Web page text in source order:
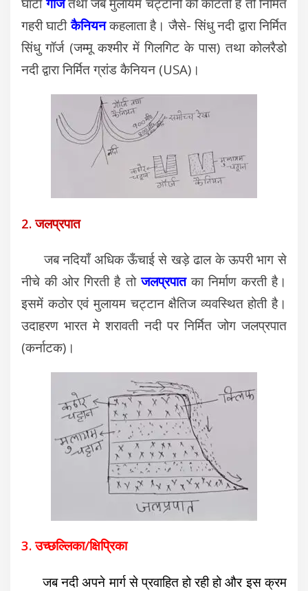
गहरी घाटीकैनियन कहलाता है। जैसे- सिंधु नदी द्वारा निर्मित
सिंधु गॉर्ज (जम्मू कश्मीर में गिलगिट के पास) तथा कोलरैडो
नदी द्वारा निर्मित ग्रांड कैनियन (USA)।
2. जलप्रपात
जब नदियाँ अधिक ऊँचाई से खड़े ढाल के ऊपरी भाग से
नीचे की ओर गिरती है तोजलप्रपातका निर्माण करती है।
इसमें कठोर एवं मुलायम चट्टान क्षैतिज व्यवस्थित होती है।
उदाहरण भारत मे शरावती नदी पर निर्मित जोग जलप्रपात
(कर्नाटक)।
3. उच्छल्लिका/क्षिप्रिका
जब नदी अपने मार्ग से प्रवाहित हो रही हो और इस क्रम